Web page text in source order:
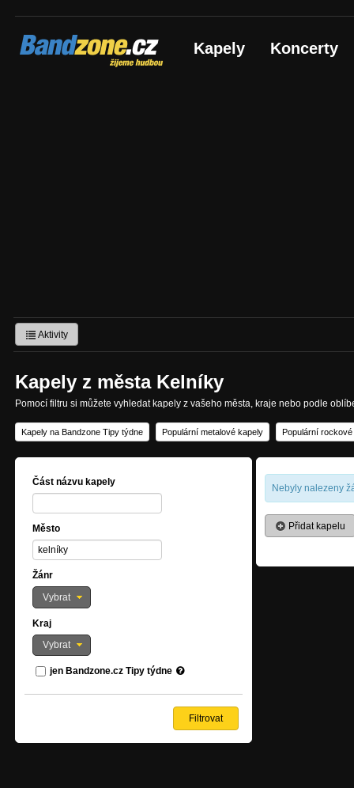
Bandzone.cz
žijeme hudbou Kapely Koncerty
Aktivity
Kapely z města Kelníky
Pomocí filtru si můžete vyhledat kapely z vašeho města, kraje nebo podle
Kapely na Bandzone Tipy týdne Populární metalové kapely Populární
Část názvu kapely
Město
Žánr
Vybrat
Kraj
Vybrat
jen Bandzone.cz Tipy týdne
Nebyly nalezeny
Přidat kapelu